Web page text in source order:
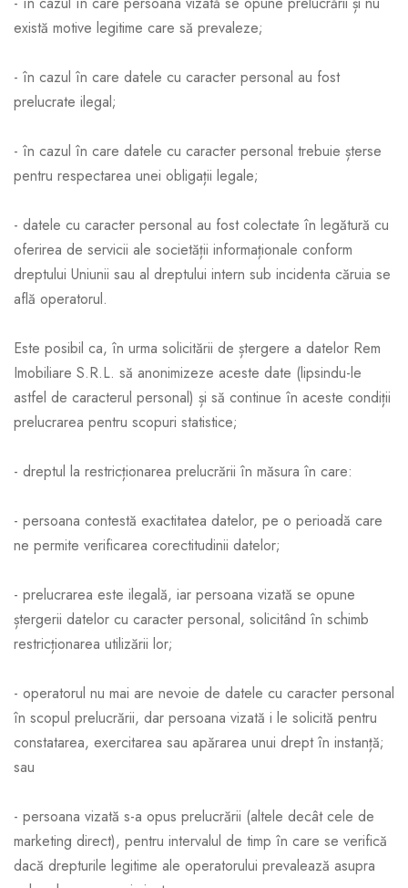
există motive legitime care să prevaleze;
- în cazul în care datele cu caracter personal au fost
prelucrate ilegal;
- în cazul în care datele cu caracter personal trebuie șterse
pentru respectarea unei obligații legale;
- datele cu caracter personal au fost colectate în legătură cu
oferirea de servicii ale societății informaționale conform
dreptului Uniunii sau al dreptului intern sub incidenta căruia se
află operatorul.
Este posibil ca, în urma solicitării de ștergere a datelor Rem
Imobiliare S.R.L. să anonimizeze aceste date (lipsindu-le
astfel de caracterul personal) și să continue în aceste condiții
prelucrarea pentru scopuri statistice;
- dreptul la restricționarea prelucrării în măsura în care:
- persoana contestă exactitatea datelor, pe o perioadă care
ne permite verificarea corectitudinii datelor;
- prelucrarea este ilegală, iar persoana vizată se opune
ștergerii datelor cu caracter personal, solicitând în schimb
restricționarea utilizării lor;
- operatorul nu mai are nevoie de datele cu caracter personal
în scopul prelucrării, dar persoana vizată i le solicită pentru
constatarea, exercitarea sau apărarea unui drept în instanță;
sau
- persoana vizată s-a opus prelucrării (altele decât cele de
marketing direct), pentru intervalul de timp în care se verifică
dacă drepturile legitime ale operatorului prevalează asupra